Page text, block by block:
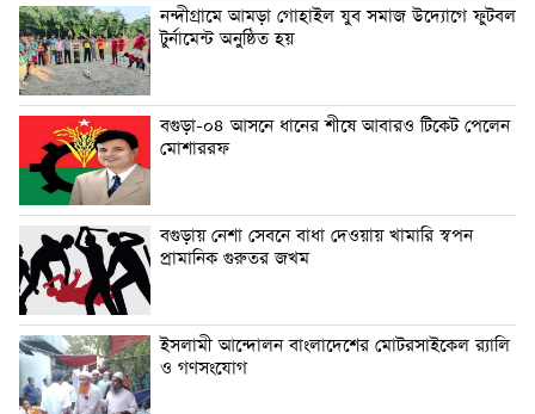
নন্দীগ্রামে আমড়া গোহাইল যুব সমাজ উদ্যোগে ফুটবল
টুর্নামেন্ট অনুষ্ঠিত হয়
বগুড়া-০৪ আসনে ধানের শীষে আবারও টিকেট পেলেন
মোশাররফ
বগুড়ায় নেশা সেবনে বাধা দেওয়ায় খামারি স্বপন
প্রামানিক গুরুতর জখম
ইসলামী আন্দোলন বাংলাদেশের মোটরসাইকেল র‍্যালি
ও গণসংযোগ